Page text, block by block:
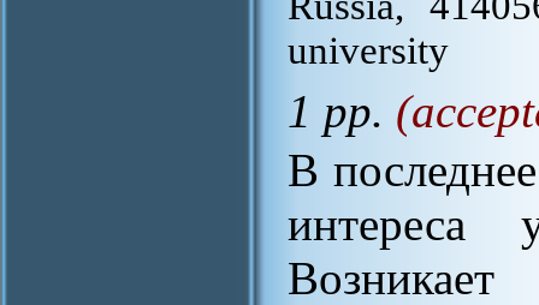
university
1 pp.
В
интереса